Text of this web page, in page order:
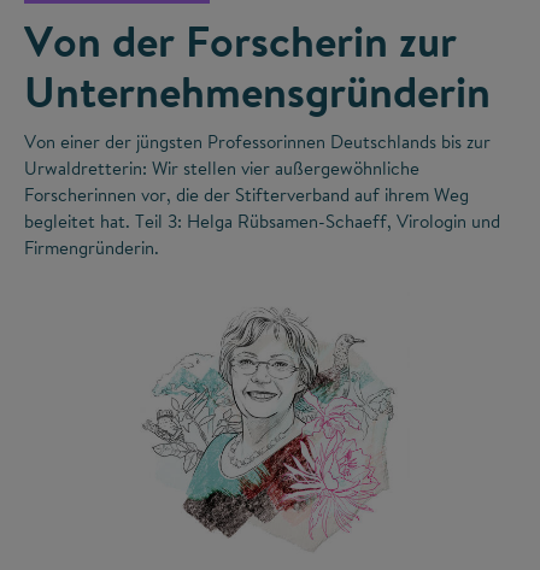
Von der Forscherin zur
Unternehmensgründerin
Von einer der jüngsten Professorinnen Deutschlands bis zur
Urwaldretterin: Wir stellen vier außergewöhnliche
Forscherinnen vor, die der Stifterverband auf ihrem Weg
begleitet hat. Teil 3: Helga Rübsamen-Schaeff, Virologin und
Firmengründerin.